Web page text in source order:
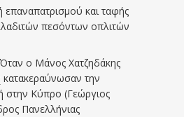
επαναπατρισμού και ταφής
πεσόντων οπλιτών
ο Μάνος Χατζηδάκης
κατακεραύνωσαν την
στην Κύπρο (Γεώργιος
Πανελλήνιας